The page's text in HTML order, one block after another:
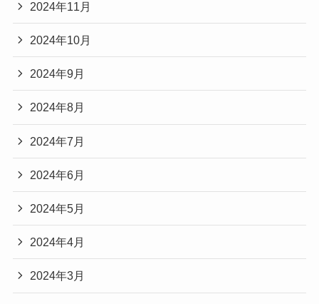
2024年11月
2024年10月
2024年9月
2024年8月
2024年7月
2024年6月
2024年5月
2024年4月
2024年3月